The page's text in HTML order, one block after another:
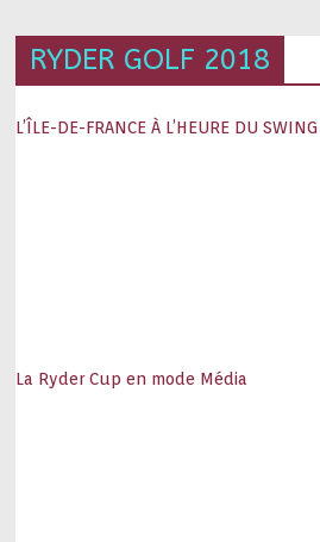
RYDER GOLF 2018
L’ÎLE-DE-FRANCE À L’HEURE DU SWING
La Ryder Cup en mode Média